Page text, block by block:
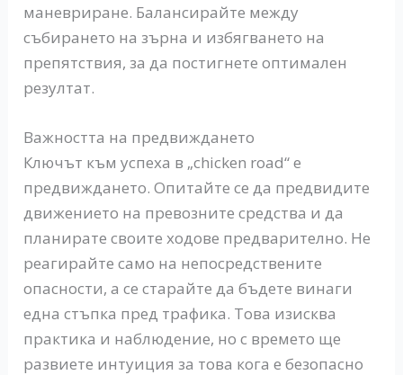
маневриране. Балансирайте между
събирането на зърна и избягването на
препятствия, за да постигнете оптимален
резултат.
Важността на предвиждането
Ключът към успеха в „chicken road“ е
предвиждането. Опитайте се да предвидите
движението на превозните средства и да
планирате своите ходове предварително. Не
реагирайте само на непосредствените
опасности, а се старайте да бъдете винаги
една стъпка пред трафика. Това изисква
практика и наблюдение, но с времето ще
развиете интуиция за това кога е безопасно